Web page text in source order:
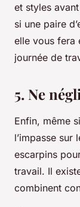
et styles
si une paire
elle vous fera
journée de
5. Ne
Enfin, même
l’impasse
escarpins
travail. Il
combinent